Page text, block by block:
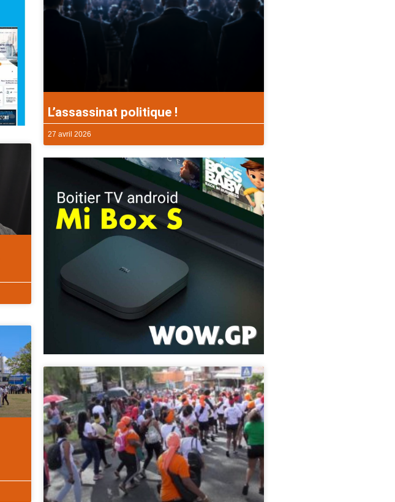
L’assassinat politique !
27 avril 2026